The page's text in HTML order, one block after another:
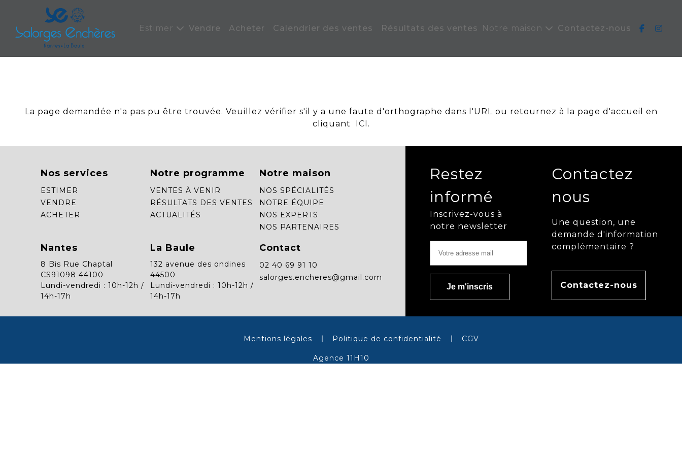
Estimer Vendre Acheter Calendrier des ventes Résultats des ventes Notre maison Contactez-nous
La page demandée n'a pas pu être trouvée. Veuillez vérifier s'il y a une faute d'orthographe dans l'URL ou retournez à la page d'accueil en
cliquant
ICI .
Nos services
ESTIMER
VENDRE
ACHETER
Notre programme
VENTES À VENIR
RÉSULTATS DES VENTES
ACTUALITÉS
Notre maison
NOS SPÉCIALITÉS
NOTRE ÉQUIPE
NOS EXPERTS
NOS PARTENAIRES
Nantes
8 Bis Rue Chaptal
CS91098 44100
Lundi-vendredi : 10h-12h /
14h-17h
La Baule
132 avenue des ondines
44500
Lundi-vendredi : 10h-12h /
14h-17h
Contact
02 40 69 91 10
salorges.encheres@gmail.com
Restez
informé
Inscrivez-vous à
notre newsletter
Contactez
nous
Une question, une
demande d'information
complémentaire ?
Contactez-nous
Mentions légales Politique de confidentialité CGV
Agence 11H10
Panneau de gestion des cookies